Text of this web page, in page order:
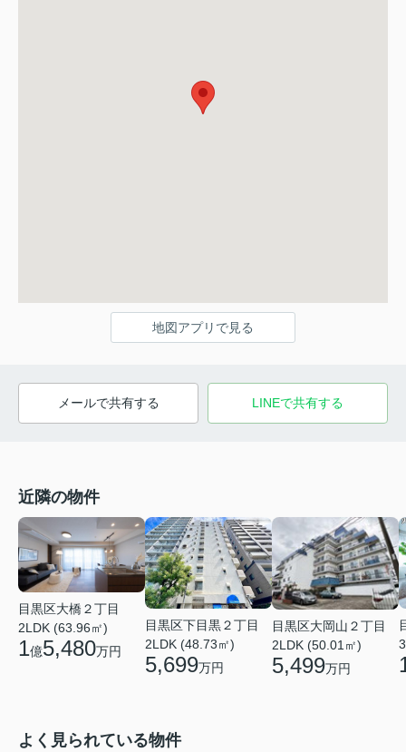
地図アプリで見る
メールで共有する LINEで共有する
近隣の物件
目黒区大橋２丁目
2LDK (63.96㎡)
1億5,480万円
目黒区下目黒２丁目
2LDK (48.73㎡)
5,699万円
目黒区大岡山２丁目
2LDK (50.01㎡)
5,499万円
よく見られている物件